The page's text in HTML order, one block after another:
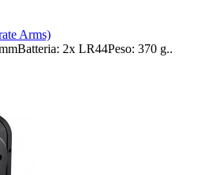
Arms)
2x LR44Peso: 370 g..